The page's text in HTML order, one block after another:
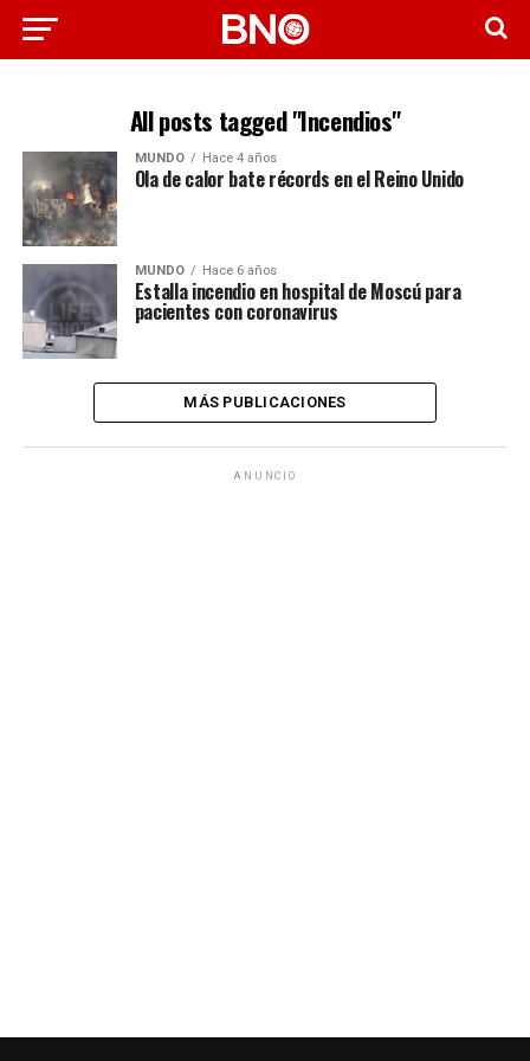
All posts tagged "Incendios"
MUNDO Hace 4 años
Ola de calor bate récords en el Reino Unido
MUNDO Hace 6 años
Estalla incendio en hospital de Moscú para
pacientes con coronavirus
MÁS PUBLICACIONES
ANUNCIO